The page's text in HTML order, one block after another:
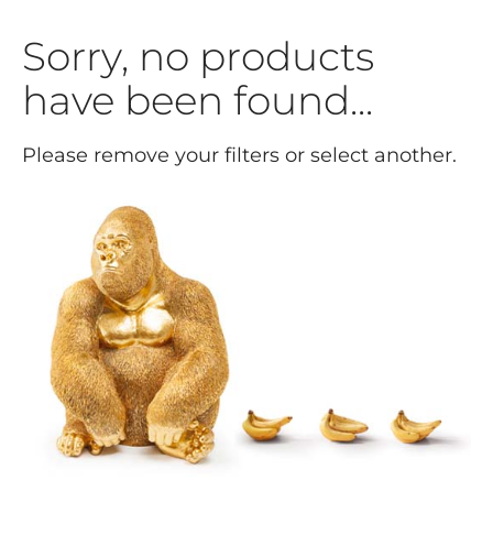
Sorry, no products
have been found...
Please remove your filters or select another.